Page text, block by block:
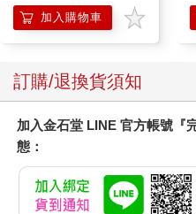
兔兔 Chiikawa
加入購物車
訂購/退換貨須知
加入金石堂 LINE 官方帳號『
態：